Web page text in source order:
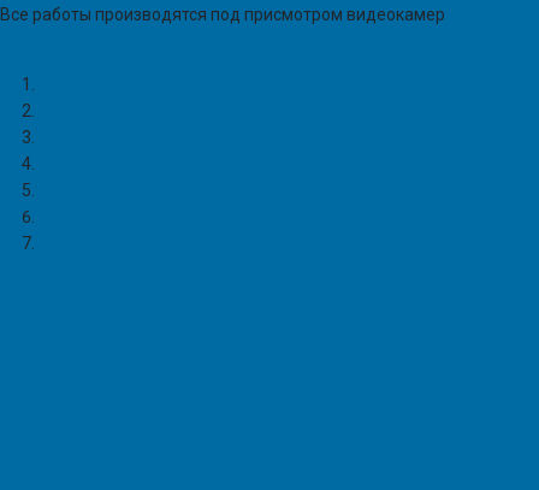
Все работы производятся под присмотром видеокамер